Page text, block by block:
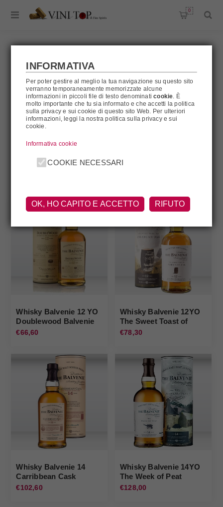
0
BALVENIE
Balvenie
Whisky Balvenie 12 YO
Doublewood Balvenie
€66,60
Whisky Balvenie 12YO
The Sweet Toast of
American Balvenie
€78,30
Whisky Balvenie 14
Carribbean Cask
Balvenie
€102,60
Whisky Balvenie 14YO
The Week of Peat
Balvenie
€128,00
INFORMATIVA
Per poter gestire al meglio la tua navigazione su questo sito
verranno temporaneamente memorizzate alcune
informazioni in piccoli file di testo denominaticookie. È
molto importante che tu sia informato e che accetti la politica
sulla privacy e sui cookie di questo sito Web. Per ulteriori
informazioni, leggi la nostra politica sulla privacy e sui
cookie.
Informativa cookie
COOKIE NECESSARI
OK, HO CAPITO E ACCETTO RIFUTO